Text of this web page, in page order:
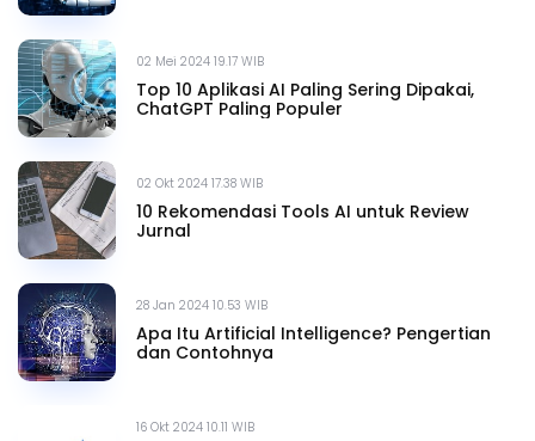
02 Mei 2024 19.17 WIB
Top 10 Aplikasi AI Paling Sering Dipakai,
ChatGPT Paling Populer
02 Okt 2024 17.38 WIB
10 Rekomendasi Tools AI untuk Review
Jurnal
28 Jan 2024 10.53 WIB
Apa Itu Artificial Intelligence? Pengertian
dan Contohnya
16 Okt 2024 10.11 WIB